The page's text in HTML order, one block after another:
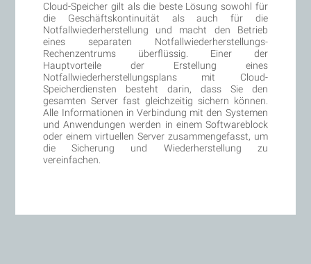
Cloud-Speicher gilt als die beste Lösung sowohl für
die Geschäftskontinuität als auch für die
Notfallwiederherstellung und macht den Betrieb
eines separaten Notfallwiederherstellungs-
Rechenzentrums überflüssig. Einer der
Hauptvorteile der Erstellung eines
Notfallwiederherstellungsplans mit Cloud-
Speicherdiensten besteht darin, dass Sie den
gesamten Server fast gleichzeitig sichern können.
Alle Informationen in Verbindung mit den Systemen
und Anwendungen werden in einem Softwareblock
oder einem virtuellen Server zusammengefasst, um
die Sicherung und Wiederherstellung zu
vereinfachen.